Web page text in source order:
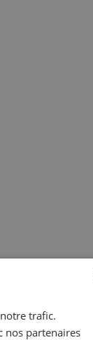
trafic.
nos partenaires